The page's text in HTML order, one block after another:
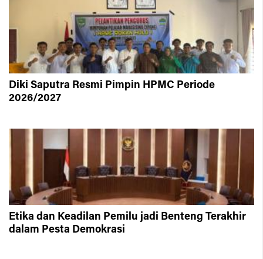
Diki Saputra Resmi Pimpin HPMC Periode
2026/2027
Etika dan Keadilan Pemilu jadi Benteng Terakhir
dalam Pesta Demokrasi